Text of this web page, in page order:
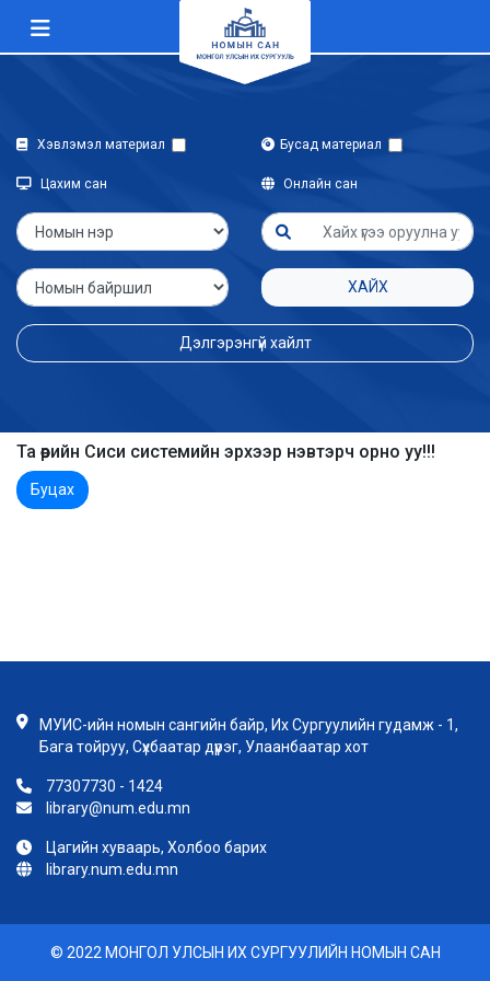
Хэвлэмэл материал Бусад материал
Цахим сан Онлайн сан
ХАЙХ
Дэлгэрэнгүй хайлт
Та өөрийн Сиси системийн эрхээр нэвтэрч орно уу!!!
Буцах
МУИС-ийн номын сангийн байр, Их Сургуулийн гудамж - 1,
Бага тойруу, Сүхбаатар дүүрэг, Улаанбаатар хот
77307730 - 1424
library@num.edu.mn
Цагийн хуваарь, Холбоо барих
library.num.edu.mn
© 2022 МОНГОЛ УЛСЫН ИХ СУРГУУЛИЙН НОМЫН САН